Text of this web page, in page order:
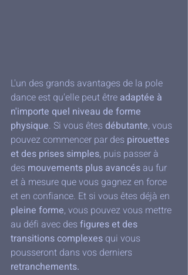
L'un des grands avantages de la pole
dance est qu'elle peut être adaptée à
n'importe quel niveau de forme
physique. Si vous êtes débutante, vous
pouvez commencer par des pirouettes
et des prises simples, puis passer à
des mouvements plus avancés au fur
et à mesure que vous gagnez en force
et en confiance. Et si vous êtes déjà en
pleine forme, vous pouvez vous mettre
au défi avec des figures et des
transitions complexes qui vous
pousseront dans vos derniers
retranchements.